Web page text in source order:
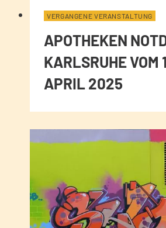
VERGANGENE VERANSTALTUNG
APOTHEKEN
KARLSRUHE VOM
APRIL 2025